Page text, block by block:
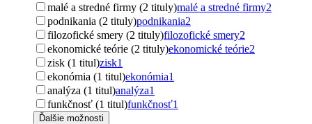
malé a stredné firmy (2 tituly)malé a stredné firmy2
podnikania (2 tituly)podnikania2
filozofické smery (2 tituly)filozofické smery2
ekonomické teórie (2 tituly)ekonomické teórie2
zisk (1 titul)zisk1
ekonómia (1 titul)ekonómia1
analýza (1 titul)analýza1
funkčnosť (1 titul)funkčnosť1
Ďalšie možnosti